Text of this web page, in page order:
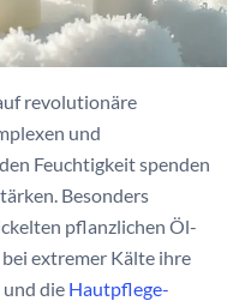
revolutionäre
und
Feuchtigkeit spenden
Besonders
pflanzlichen Öl-
extremer Kälte ihre
die Hautpflege-